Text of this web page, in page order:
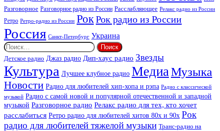
Разговорное Разговорное радио из России Расслабляющее Релакс радио из России
Ретро Ретро-радио из России РокРок радио из России
Россия Санкт-Петербург Украина
Найти:
Детское радио Джаз радио Дип-хаус радио Звезды
Культура Лучшее клубное радио МедиаМузыка
Новости Радио для любителей хип-хопа и рэпа Радио с классической
музыкой Радио с самой новой и популярной отечественной и западной
музыкой Разговорное радио Релакс радио для тех, кто хочет
расслабиться Ретро радио для любителей хитов 80х и 90х Рок
радио для любителей тяжелой музыки Транс-радио на